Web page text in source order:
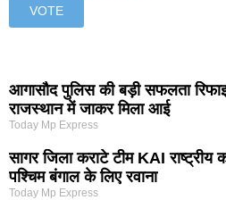
आगासौद पुलिस की बड़ी सफलता
राजस्थान में जाकर मिला आई
Today Mp Express
सागर जिला कराटे टीम KAI राष्ट्रीय
पश्चिम बंगाल के लिए रवाना
Today Mp Express